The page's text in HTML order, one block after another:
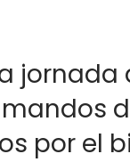
jornada
por el